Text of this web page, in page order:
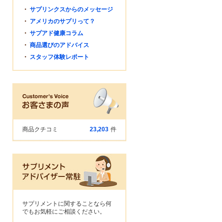
・ サプリンクスからのメッセージ
・ アメリカのサプリって？
・ サプアド健康コラム
・ 商品選びのアドバイス
・ スタッフ体験レポート
商品クチコミ 23,203 件
サプリメントに関することなら何
でもお気軽にご相談ください。